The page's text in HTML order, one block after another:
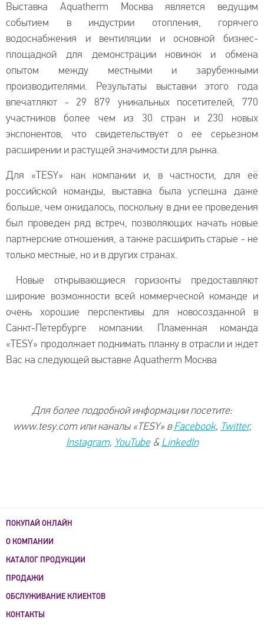
Выставка Aquatherm Москва является ведущим
событием в индустрии отопления, горячего
водоснабжения и вентиляции и основной бизнес-
площадкой для демонстрации новинок и обмена
опытом между местными и зарубежными
производителями. Результаты выставки этого года
впечатляют - 29 879 уникальных посетителей, 770
участников более чем из 30 стран и 230 новых
экспонентов, что свидетельствует о ее серьезном
расширении и растущей значимости для рынка.
Для «TESY» как компании и, в частности, для её
российской команды, выставка была успешна даже
больше, чем ожидалось, поскольку в дни ее проведения
был проведен ряд встреч, позволяющих начать новые
партнерские отношения, а также расширить старые - не
только местные, но и в других странах.
Новые открывающиеся горизонты предоставляют
широкие возможности всей коммерческой команде и
очень хорошие перспективы для новосозданной в
Санкт-Петербурге компании. Пламенная команда
«TESY» продолжает поднимать планку в отрасли и ждет
Вас на следующей выставке Aquatherm Москва
Для более подробной информации посетите:
www.tesy.com или каналы «TESY» вFacebook, Twitter,
Instagram, YouTube& LinkedIn
ПОКУПАЙ ОНЛАЙН
О КОМПАНИИ
КАТАЛОГ ПРОДУКЦИИ
ПРОДАЖИ
ОБСЛУЖИВАНИЕ КЛИЕНТОВ
КОНТАКТЫ